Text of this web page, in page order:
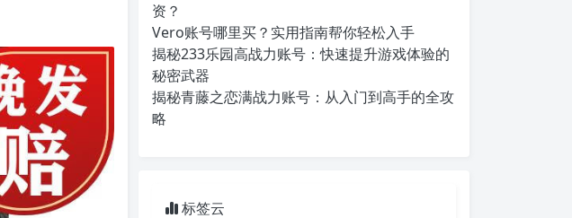
资？
Vero账号哪里买？实用指南帮你轻松入手
揭秘233乐园高战力账号：快速提升游戏体验的
秘密武器
揭秘青藤之恋满战力账号：从入门到高手的全攻
略
标签云